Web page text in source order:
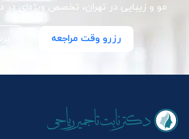
مو و زیبایی در تهران، تخصص ویژه‌ای
رزرو وقت مراجعه